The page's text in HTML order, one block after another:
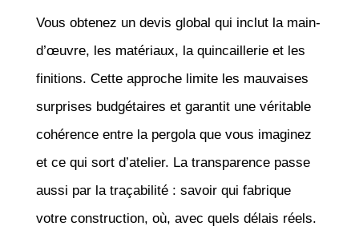
Vous obtenez un devis global qui inclut la main-
d’œuvre, les matériaux, la quincaillerie et les
finitions. Cette approche limite les mauvaises
surprises budgétaires et garantit une véritable
cohérence entre la pergola que vous imaginez
et ce qui sort d’atelier. La transparence passe
aussi par la traçabilité : savoir qui fabrique
votre construction, où, avec quels délais réels.